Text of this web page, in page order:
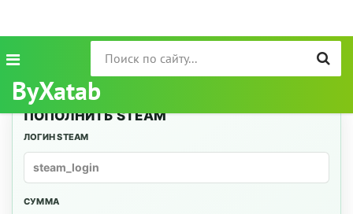
ByXatab
ПОПОЛНИТЬ STEAM
ЛОГИН STEAM
СУММА